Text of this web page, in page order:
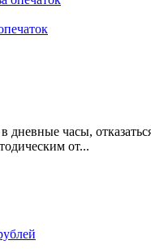
часы,
от...